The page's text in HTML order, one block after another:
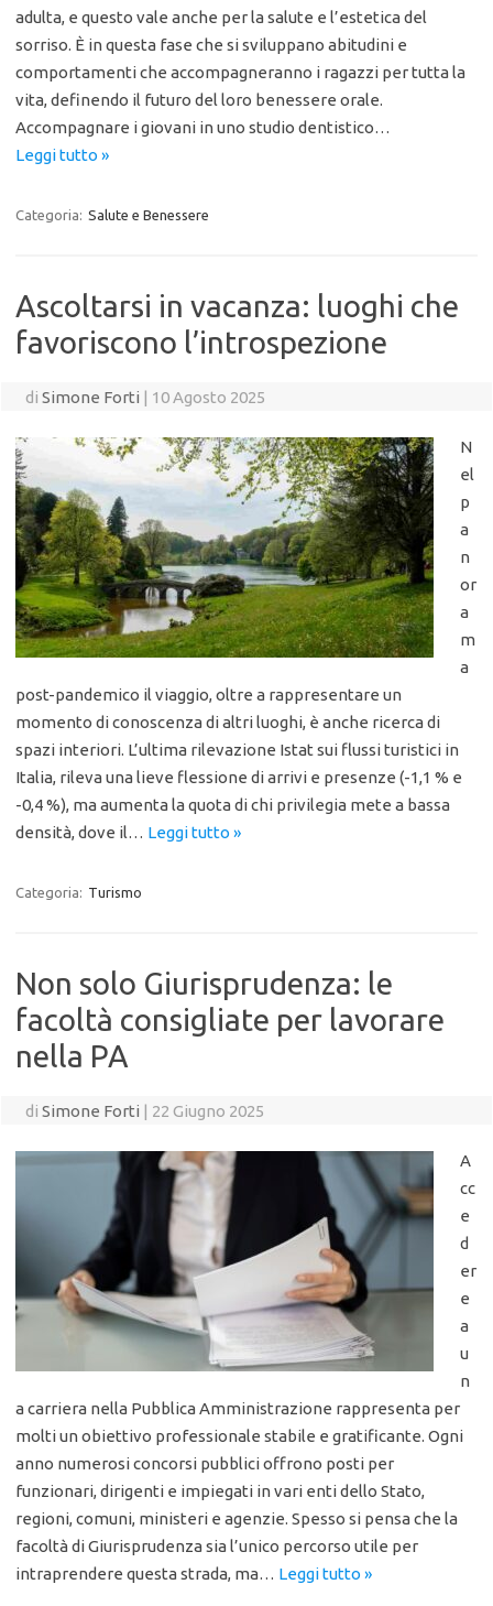
adulta, e questo vale anche per la salute e l’estetica del
sorriso. È in questa fase che si sviluppano abitudini e
comportamenti che accompagneranno i ragazzi per tutta la
vita, definendo il futuro del loro benessere orale.
Accompagnare i giovani in uno studio dentistico…
Leggi tutto »
Categoria: Salute e Benessere
Ascoltarsi in vacanza: luoghi che
favoriscono l’introspezione
di Simone Forti | 10 Agosto 2025
N
el
p
a
n
or
a
m
a
post-pandemico il viaggio, oltre a rappresentare un
momento di conoscenza di altri luoghi, è anche ricerca di
spazi interiori. L’ultima rilevazione Istat sui flussi turistici in
Italia, rileva una lieve flessione di arrivi e presenze (-1,1 % e
-0,4 %), ma aumenta la quota di chi privilegia mete a bassa
densità, dove il… Leggi tutto »
Categoria: Turismo
Non solo Giurisprudenza: le
facoltà consigliate per lavorare
nella PA
di Simone Forti | 22 Giugno 2025
A
cc
e
d
er
e
a
u
n
a carriera nella Pubblica Amministrazione rappresenta per
molti un obiettivo professionale stabile e gratificante. Ogni
anno numerosi concorsi pubblici offrono posti per
funzionari, dirigenti e impiegati in vari enti dello Stato,
regioni, comuni, ministeri e agenzie. Spesso si pensa che la
facoltà di Giurisprudenza sia l’unico percorso utile per
intraprendere questa strada, ma… Leggi tutto »